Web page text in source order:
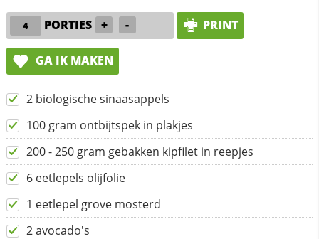
PORTIES + - PRINT
GA IK MAKEN
2 biologische sinaasappels
100 gram ontbijtspek in plakjes
200 - 250 gram gebakken kipfilet in reepjes
6 eetlepels olijfolie
1 eetlepel grove mosterd
2 avocado's